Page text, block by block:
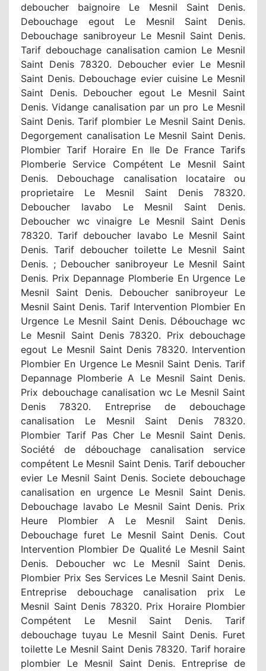
deboucher baignoire Le Mesnil Saint Denis.
Debouchage egout Le Mesnil Saint Denis.
Debouchage sanibroyeur Le Mesnil Saint Denis.
Tarif debouchage canalisation camion Le Mesnil
Saint Denis 78320. Deboucher evier Le Mesnil
Saint Denis. Debouchage evier cuisine Le Mesnil
Saint Denis. Deboucher egout Le Mesnil Saint
Denis. Vidange canalisation par un pro Le Mesnil
Saint Denis. Tarif plombier Le Mesnil Saint Denis.
Degorgement canalisation Le Mesnil Saint Denis.
Plombier Tarif Horaire En Ile De France Tarifs
Plomberie Service Compétent Le Mesnil Saint
Denis. Debouchage canalisation locataire ou
proprietaire Le Mesnil Saint Denis 78320.
Deboucher lavabo Le Mesnil Saint Denis.
Deboucher wc vinaigre Le Mesnil Saint Denis
78320. Tarif deboucher lavabo Le Mesnil Saint
Denis. Tarif deboucher toilette Le Mesnil Saint
Denis. ; Deboucher sanibroyeur Le Mesnil Saint
Denis. Prix Depannage Plomberie En Urgence Le
Mesnil Saint Denis. Deboucher sanibroyeur Le
Mesnil Saint Denis. Tarif Intervention Plombier En
Urgence Le Mesnil Saint Denis. Débouchage wc
Le Mesnil Saint Denis 78320. Prix debouchage
egout Le Mesnil Saint Denis 78320. Intervention
Plombier En Urgence Le Mesnil Saint Denis. Tarif
Depannage Plomberie A Le Mesnil Saint Denis.
Prix debouchage canalisation wc Le Mesnil Saint
Denis 78320. Entreprise de debouchage
canalisation Le Mesnil Saint Denis 78320.
Plombier Tarif Pas Cher Le Mesnil Saint Denis.
Société de débouchage canalisation service
compétent Le Mesnil Saint Denis. Tarif deboucher
evier Le Mesnil Saint Denis. Societe debouchage
canalisation en urgence Le Mesnil Saint Denis.
Debouchage lavabo Le Mesnil Saint Denis. Prix
Heure Plombier A Le Mesnil Saint Denis.
Debouchage furet Le Mesnil Saint Denis. Cout
Intervention Plombier De Qualité Le Mesnil Saint
Denis. Deboucher wc Le Mesnil Saint Denis.
Plombier Prix Ses Services Le Mesnil Saint Denis.
Entreprise debouchage canalisation prix Le
Mesnil Saint Denis 78320. Prix Horaire Plombier
Compétent Le Mesnil Saint Denis. Tarif
debouchage tuyau Le Mesnil Saint Denis. Furet
toilette Le Mesnil Saint Denis 78320. Tarif horaire
plombier Le Mesnil Saint Denis. Entreprise de